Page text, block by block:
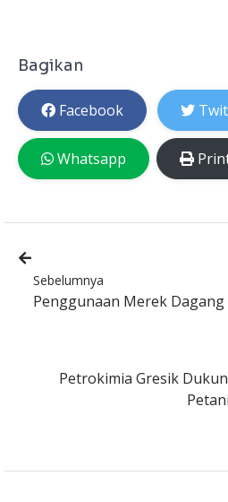
Bagikan
Facebook
Whatsapp
Sebelumnya
Penggunaan Merek Dagang
Petrokimia Gresik